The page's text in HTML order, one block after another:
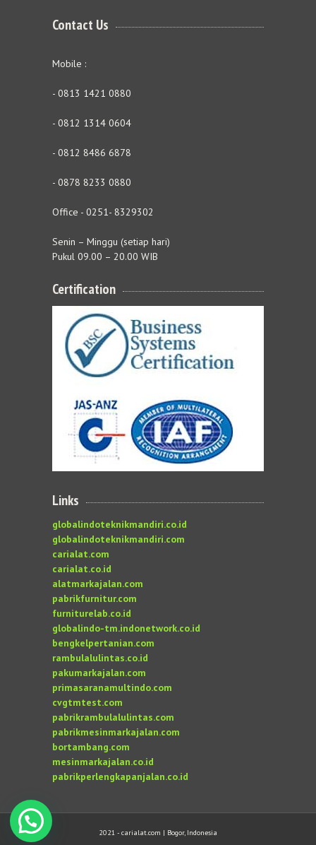
Contact Us
Mobile :
- 0813 1421 0880
- 0812 1314 0604
- 0812 8486 6878
- 0878 8233 0880
Office - 0251- 8329302
Senin – Minggu (setiap hari)
Pukul 09.00 – 20.00 WIB
Certification
Links
globalindoteknikmandiri.co.id
globalindoteknikmandiri.com
carialat.com
carialat.co.id
alatmarkajalan.com
pabrikfurnitur.com
furniturelab.co.id
globalindo-tm.indonetwork.co.id
bengkelpertanian.com
rambulalulintas.co.id
pakumarkajalan.com
primasaranamultindo.com
cvgtmtest.com
pabrikrambulalulintas.com
pabrikmesinmarkajalan.com
bortambang.com
mesinmarkajalan.co.id
pabrikperlengkapanjalan.co.id
2021 - carialat.com | Bogor, Indonesia